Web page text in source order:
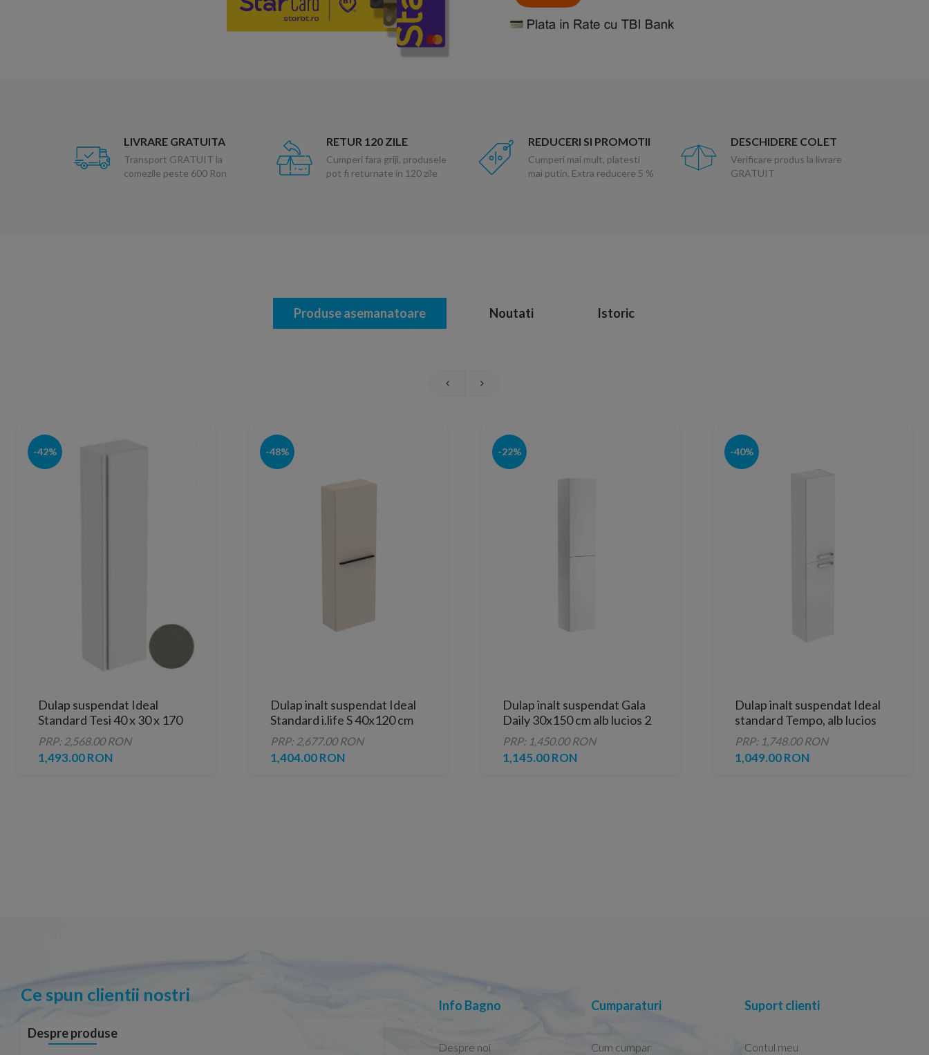
LIVRARE GRATUITA
Transport GRATUIT la
comezile peste 600 Ron
RETUR 120 ZILE
Cumperi fara griji, produsele
pot fi returnate in 120 zile
REDUCERI SI PROMOTII
Cumperi mai mult, platesti
mai putin. Extra reducere 5 %
DESCHIDERE COLET
Verificare produs la livrare
GRATUIT
Produse asemanatoare Noutati Istoric
-42%
Dulap suspendat Ideal
Standard Tesi 40 x 30 x 170
cm, Gri
PRP: 2,568.00 RON
1,493.00 RON
-48%
Dulap inalt suspendat Ideal
Standard i.life S 40x120 cm
bej nisipiu mat 1 usa
PRP: 2,677.00 RON
1,404.00 RON
-22%
Dulap inalt suspendat Gala
Daily 30x150 cm alb lucios 2
usi
PRP: 1,450.00 RON
1,145.00 RON
-40%
Dulap inalt suspendat Ideal
standard Tempo, alb lucios
PRP: 1,748.00 RON
1,049.00 RON
Ce spun clientii nostri
Despre produse
Info Bagno
Despre noi
Cumparaturi
Cum cumpar
Suport clienti
Contul meu